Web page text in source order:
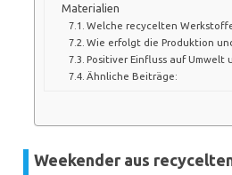
Materialien
Welche recycelten
Wie erfolgt die Produktion
Positiver Einfluss auf Umwelt
Ähnliche Beiträge:
Weekender aus